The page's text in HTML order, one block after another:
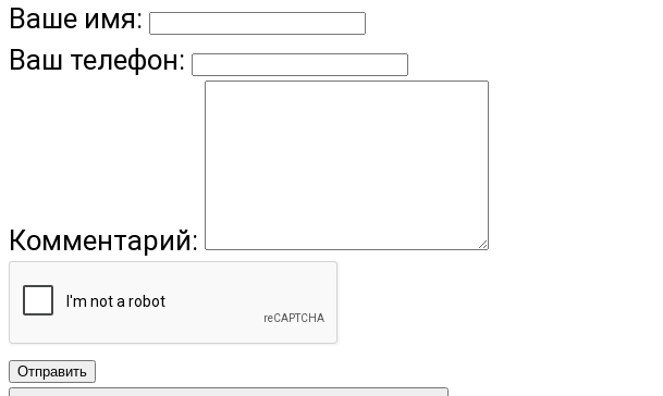
Ваше имя:
Ваш телефон:
Комментарий:
Отправить